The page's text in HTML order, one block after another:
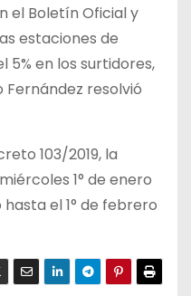
el Boletín Oficial y
estaciones de
5% en los surtidores,
resolvió
103/2019, la
1° de enero
el 1° de febrero